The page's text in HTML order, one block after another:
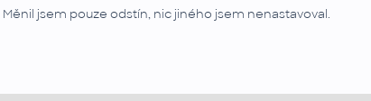
Měnil jsem pouze odstín, nic jiného jsem nenastavoval.